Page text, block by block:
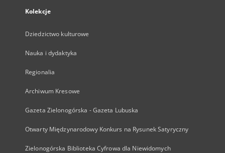
Kolekcje
Dziedzictwo kulturowe
Nauka i dydaktyka
Regionalia
Archiwum Kresowe
Gazeta Zielonogórska - Gazeta Lubuska
Otwarty Międzynarodowy Konkurs na Rysunek Satyryczny
Zielonogórska Biblioteka Cyfrowa dla Niewidomych